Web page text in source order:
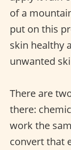
of a
put on this
skin healthy
unwanted
There are
there:
work the
convert that